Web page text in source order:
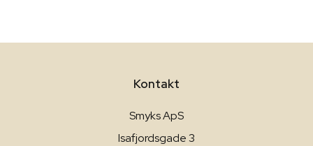
Kontakt
Smyks ApS
Isafjordsgade 3